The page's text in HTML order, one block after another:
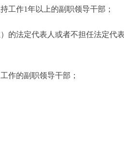
作1年以上的副职领导干部；
法定代表人或者不担任法定代
作的副职领导干部；